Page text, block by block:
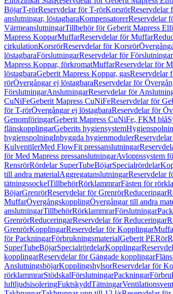
BöjarT-rörReservdelar för T-rörKorsrörReservdelar
anslutningar, löstagbaraKompensatorerReservdelar
VärmeanslutningarTillbehör för Geberit Mapress
Mapress KopparMuffarReservdelar för Muffar
cirkulationKorsrörReservdelar för Korsrör
löstagbaraFörslutningarReservdelar för Förslutningar
Mapress Koppar, förkromatMuffarReservdelar för
löstagbaraGeberit Mapress Koppar, gasReservdelar
rörÖvergångar ej löstagbaraReservdelar för
FörslutningarAnslutningarReservdelar för
CuNiFeGeberit Mapress CuNiFeReservdelar för
för T-rörÖvergångar ej löstagbaraReservdelar för
GenomföringarGeberit Mapress CuNiFe, FKM blå
flänskopplingarGeberits hygiensystem
hygienspolningInbyggda hygienmoduler
KulventilerMed FlowFit pressanslutningar
för Med Mapress pressanslutningarAvloppssystem
RensrörRördelar SuperTubeBöjarSpecialrördelar
till andra materialAggregatanslutningarReservdelar
tätningssockelTillbehörRörklammrarFästen för
BöjarGrenrörReservdelar för GrenrörReduceringar
MuffarÖvergångskopplingÖvergångar till andra
anslutningarTillbehörRörklammrarFörslutningar
GrenrörReduceringarReservdelar för Reduceringar
GrenrörKopplingarReservdelar för Kopplingar
för PackningarFörbrukningsmaterialGeberit PERör
SuperTubeBöjarSpecialrördelarKopplingar
kopplingarReservdelar för Gängade kopplingar
AnslutningsböjarKopplingshylsorReservdelar för
rörklammrarStödskalFörslutningarPackningar
luftljudsisoleringFuktskyddTätningar